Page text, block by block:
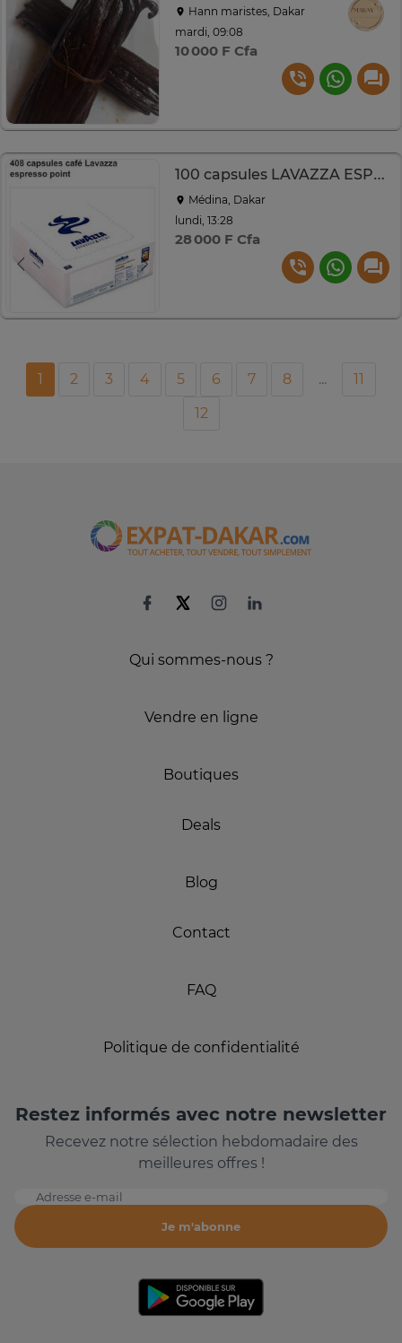
Hann maristes, Dakar
mardi, 09:08
10 000 F Cfa
100 capsules LAVAZZA ESPRESSO POINT N°408
Médina, Dakar
lundi, 13:28
28 000 F Cfa
1 2 3 4 5 6 7 8 ...
11
12
Qui sommes-nous ?
Vendre en ligne
Boutiques
Deals
Blog
Contact
FAQ
Politique de confidentialité
Restez informés avec notre newsletter
Recevez notre sélection hebdomadaire des
meilleures offres !
Adresse e-mail
Je m'abonne